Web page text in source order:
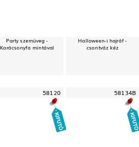
Party szemüveg -
Karácsonyfa mintával
Halloween-i hajráf -
csontváz kéz
58120 58134B